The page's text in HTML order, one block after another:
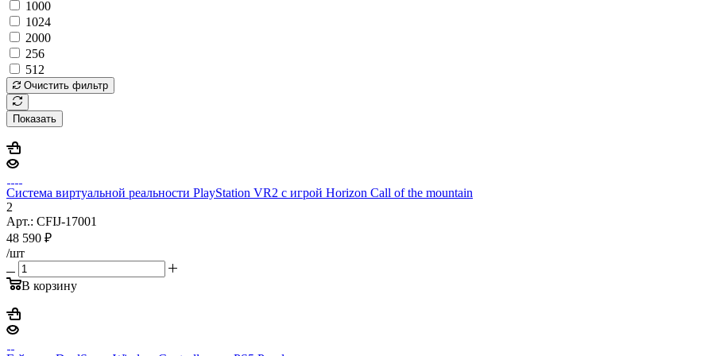
1000
1024
2000
256
512
Очистить фильтр
Показать
Система виртуальной реальности PlayStation VR2 с игрой Horizon Call of the mountain
2
Арт.: CFIJ-17001
48 590 ₽
/шт
В корзину